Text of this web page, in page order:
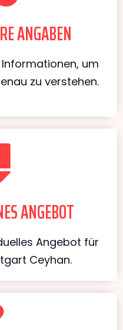
ANGABEN
um
zu verstehen.
ANGEBOT
Angebot für
Ceyhan.